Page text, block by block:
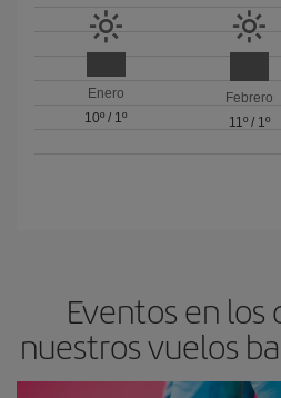
Enero
10º / 1º
Febrero
11º/ 1º
Eventos en los
nuestros vuelos